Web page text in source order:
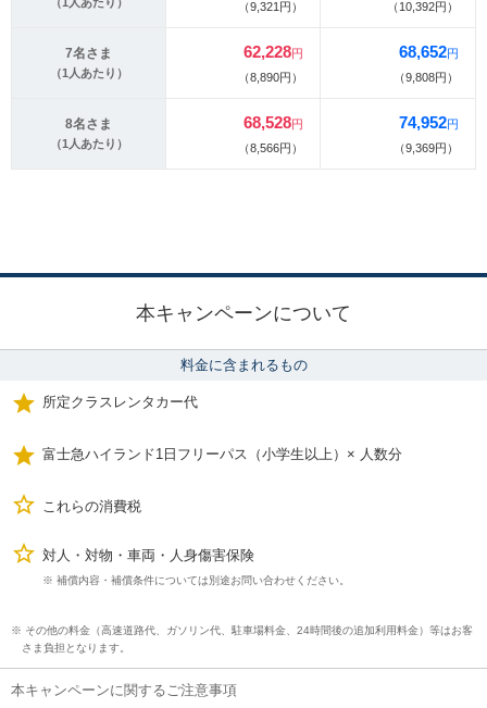
（9,321円） （10,392円）
7名さま
（1人あたり）
62,228円
（8,890円）
68,652円
（9,808円）
8名さま
（1人あたり）
68,528円
（8,566円）
74,952円
（9,369円）
本キャンペーンについて
料金に含まれるもの
所定クラスレンタカー代
富士急ハイランド1日フリーパス（小学生以上）× 人数分
これらの消費税
対人・対物・車両・人身傷害保険
※ 補償内容・補償条件については別途お問い合わせください。
※ その他の料金（高速道路代、ガソリン代、駐車場料金、24時間後の追加利用料金）等はお客
さま負担となります。
本キャンペーンに関するご注意事項